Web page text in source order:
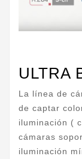
ULTRA
La línea de
de captar
iluminación (
cámaras
iluminación